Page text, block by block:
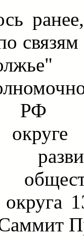
РФ
округа